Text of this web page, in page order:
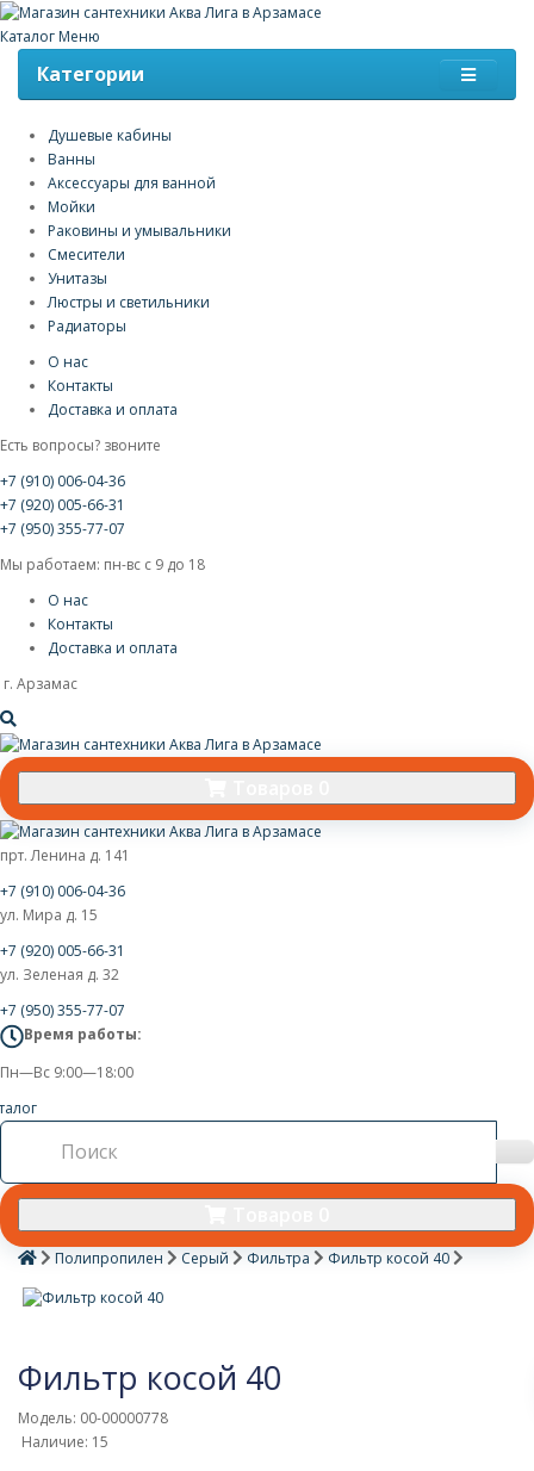
Каталог Меню
Категории
Душевые кабины
Ванны
Аксессуары для ванной
Мойки
Раковины и умывальники
Смесители
Унитазы
Люстры и светильники
Радиаторы
О нас
Контакты
Доставка и оплата
Есть вопросы? звоните
+7 (910) 006-04-36
+7 (920) 005-66-31
+7 (950) 355-77-07
Мы работаем: пн-вс с 9 до 18
О нас
Контакты
Доставка и оплата
г. Арзамас
прт. Ленина д. 141
+7 (910) 006-04-36
ул. Мира д. 15
+7 (920) 005-66-31
ул. Зеленая д. 32
+7 (950) 355-77-07
Время работы:
Пн—Вс 9:00—18:00
Полипропилен Серый Фильтра Фильтр косой 40
Фильтр косой 40
Модель: 00-00000778
Наличие: 15